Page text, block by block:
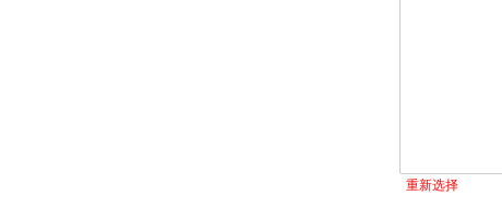
重新选择